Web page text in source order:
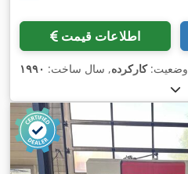
اطلاعات قیمت
وضعیت:کارکرده, سال ساخت: ۱۹۹۰